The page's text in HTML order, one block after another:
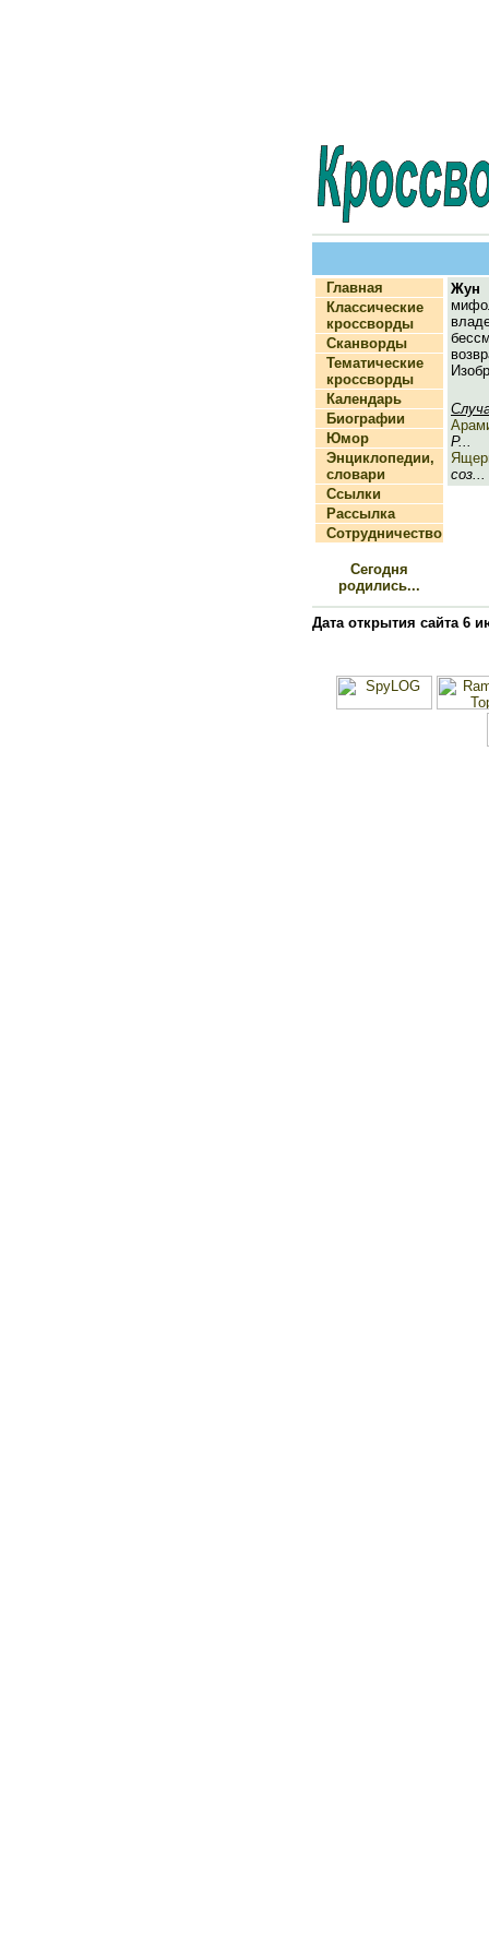
Главная
Классические
кроссворды
Сканворды
Тематические
кроссворды
Календарь
Биографии
Юмор
Энциклопедии,
словари
Ссылки
Рассылка
Сотрудничество
Сегодня
родились...
Жун
Р...
соз...
Дата открытия сайта 6